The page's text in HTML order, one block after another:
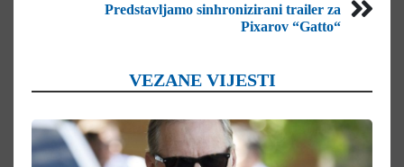
Predstavljamo sinhronizirani trailer za
Pixarov “Gatto“
VEZANE VIJESTI